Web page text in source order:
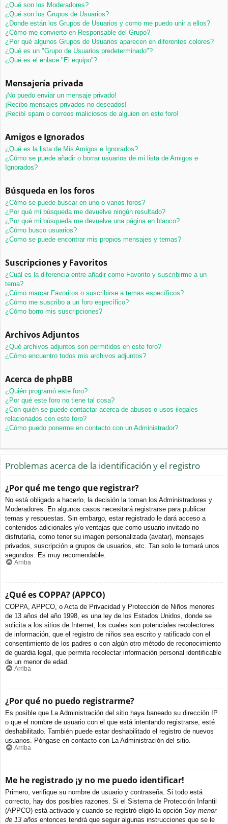
¿Qué son los Moderadores?
¿Qué son los Grupos de Usuarios?
¿Donde están los Grupos de Usuarios y como me puedo unir a ellos?
¿Cómo me convierto en Responsable del Grupo?
¿Por qué algunos Grupos de Usuarios aparecen en diferentes colores?
¿Qué es un "Grupo de Usuarios predeterminado"?
¿Qué es el enlace "El equipo"?
Mensajería privada
¡No puedo enviar un mensaje privado!
¡Recibo mensajes privados no deseados!
¡Recibí spam o correos maliciosos de alguien en este foro!
Amigos e Ignorados
¿Qué es la lista de Mis Amigos e Ignorados?
¿Cómo se puede añadir o borrar usuarios de mi lista de Amigos e
Ignorados?
Búsqueda en los foros
¿Cómo se puede buscar en uno o varios foros?
¿Por qué mi búsqueda me devuelve ningún resultado?
¿Por qué mi búsqueda me devuelve una página en blanco?
¿Cómo busco usuarios?
¿Como se puede encontrar mis propios mensajes y temas?
Suscripciones y Favoritos
¿Cuál es la diferencia entre añadir como Favorito y suscribirme a un
tema?
¿Cómo marcar Favoritos o suscribirse a temas específicos?
¿Cómo me suscribo a un foro específico?
¿Cómo borro mis suscripciones?
Archivos Adjuntos
¿Qué archivos adjuntos son permitidos en este foro?
¿Cómo encuentro todos mis archivos adjuntos?
Acerca de phpBB
¿Quién programó este foro?
¿Por qué este foro no tiene tal cosa?
¿Con quién se puede contactar acerca de abusos o usos ilegales
relacionados con este foro?
¿Cómo puedo ponerme en contacto con un Administrador?
Problemas acerca de la identificación y el registro
¿Por qué me tengo que registrar?
No está obligado a hacerlo, la decisión la toman los Administradores y
Moderadores. En algunos casos necesitará registrarse para publicar
temas y respuestas. Sin embargo, estar registrado le dará acceso a
contenidos adicionales y/o ventajas que como usuario invitado no
disfrutaría, como tener su imagen personalizada (avatar), mensajes
privados, suscripción a grupos de usuarios, etc. Tan solo le tomará unos
segundos. Es muy recomendable.
Arriba
¿Qué es COPPA? (APPCO)
COPPA, APPCO, o Acta de Privacidad y Protección de Niños menores
de 13 años del año 1998, es una ley de los Estados Unidos, donde se
solicita a los sitios de Internet, los cuales son potenciales recolectores
de información, que el registro de niños sea escrito y ratificado con el
consentimiento de los padres o con algún otro método de reconocimiento
de guardia legal, que permita recolectar información personal identificable
de un menor de edad.
Arriba
¿Por qué no puedo registrarme?
Es posible que La Administración del sitio haya baneado su dirección IP
o que el nombre de usuario con el que está intentando registrarse, esté
deshabilitado. También puede estar deshabilitado el registro de nuevos
usuarios. Póngase en contacto con La Administración del sitio.
Arriba
Me he registrado ¡y no me puedo identificar!
Primero, verifique su nombre de usuario y contraseña. Si todo está
correcto, hay dos posibles razones. Si el Sistema de Protección Infantil
(APPCO) está activado y cuando se registró eligió la opción Soy menor
de 13 años entonces tendrá que seguir algunas instrucciones que se le